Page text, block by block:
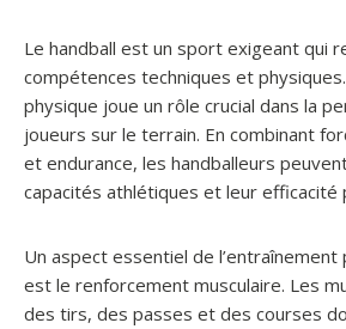
Le handball est un sport exigeant qui
compétences techniques et
physique joue un rôle crucial dans la
joueurs sur le terrain. En combinant
et endurance, les handballeurs
capacités athlétiques et leur efficacité
Un aspect essentiel de l’entraînement
est le renforcement musculaire. Les
des tirs, des passes et des courses